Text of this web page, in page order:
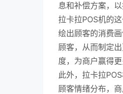
息和补偿方案，以
拉卡拉POS机的
绘出顾客的消费
顾客，从而制定
度，为商户赢得更
此外，拉卡拉
顾客情绪分布，